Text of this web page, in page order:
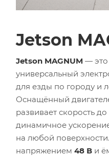
Jetson
Jetson MAGNUM —
универсальный
для езды по городу и
Оснащённый
развивает скорость до
динамичное
на любой
напряжением 48 В и